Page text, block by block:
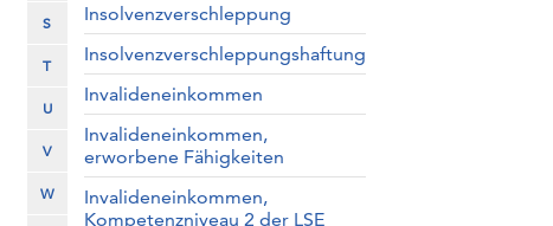
S
T
U
V
W
Insolvenzverschleppung
Insolvenzverschleppungshaftung
Invalideneinkommen
Invalideneinkommen,
erworbene Fähigkeiten
Invalideneinkommen,
Kompetenzniveau 2 der LSE